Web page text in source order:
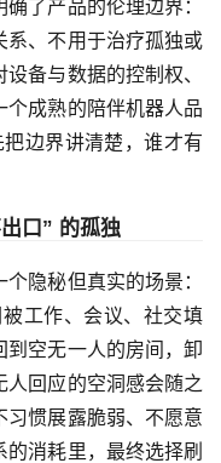
了产品的伦理边界：
系、不用于治疗孤独或
备与数据的控制权、
个成熟的陪伴机器人品
边界讲清楚，谁才有
口” 的孤独
隐秘但真实的场景：
工作、会议、社交填
到空无一人的房间，卸
回应的空洞感会随之
习惯展露脆弱、不愿意
消耗里，最终选择刷